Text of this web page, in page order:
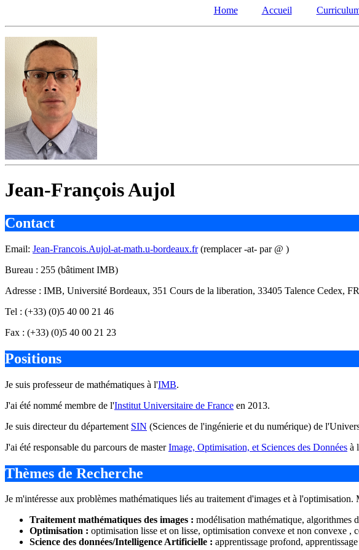
Home Accueil
Jean-François Aujol
Contact
Email: Jean-Francois.Aujol-at-math.u-bordeaux.fr(remplacer -at- par @ )
Bureau : 255 (bâtiment IMB)
Adresse : IMB, Université Bordeaux, 351 Cours de la liberation, 33405 Talence Cedex,
Tel : (+33) (0)5 40 00 21 46
Fax : (+33) (0)5 40 00 21 23
Positions
Je suis professeur de mathématiques à l'IMB.
J'ai été nommé membre de l'Institut Universitaire de France en 2013.
Je suis directeur du département SIN (Sciences de l'ingénierie et du numérique) de
J'ai été responsable du parcours de masterImage, Optimisation, et Sciences des Données à
Thèmes de Recherche
Je m'intéresse aux problèmes mathématiques liés au traitement d'images et à
Traitement mathématiques des images : modélisation mathématique, algorithmes
Optimisation : optimisation lisse et on lisse, optimisation convexe et non convexe
Science des données/Intelligence Artificielle : apprentissage profond,